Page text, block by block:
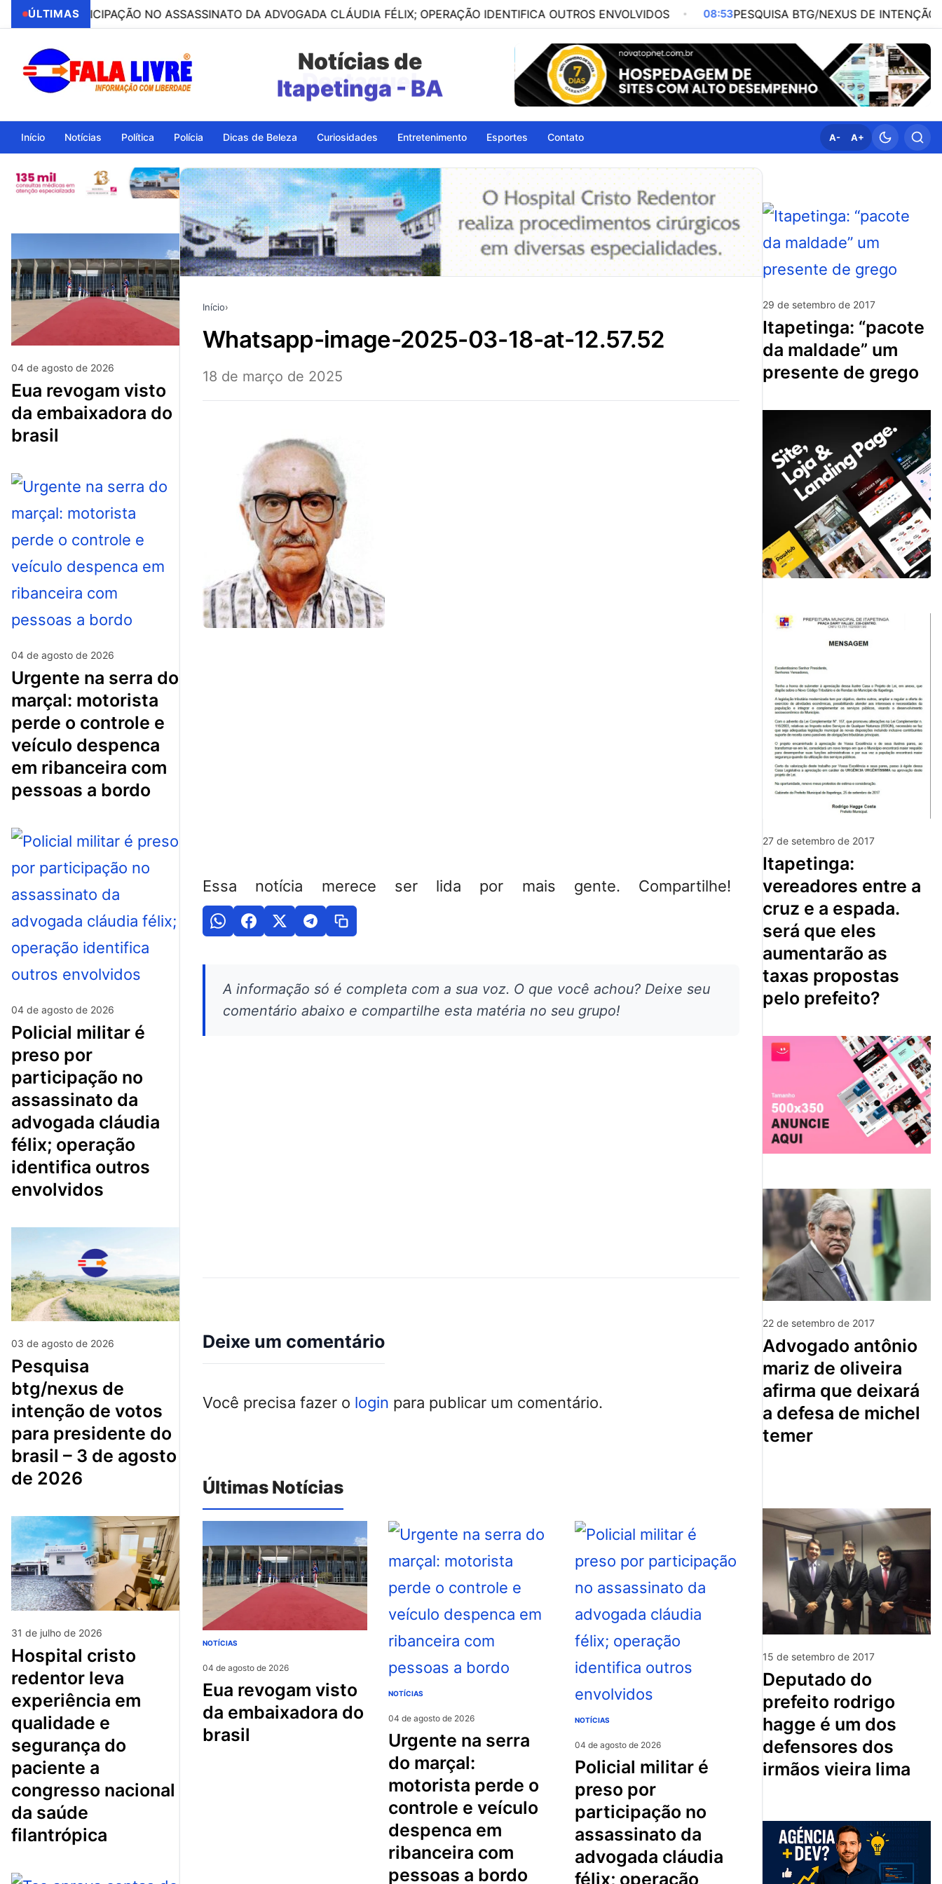
ÚLTIMASNO ASSASSINATO DA ADVOGADA CLÁUDIA FÉLIX; OPERAÇÃO IDENTIFICA OUTROS ENVOLVIDOS 08:53PESQUISA BTG/NEXUS DE INTENÇÃO DE VOTOS
Notícias de
Itapetinga - BA
Início Notícias Política Polícia Dicas de Beleza Curiosidades Entretenimento Esportes Contato A- A+
04 de agosto de 2026
eua revogam visto
da embaixadora do
brasil
04 de agosto de 2026
urgente na serra do
marçal: motorista
perde o controle e
veículo despenca
em ribanceira com
pessoas a bordo
04 de agosto de 2026
policial militar é
preso por
participação no
assassinato da
advogada cláudia
félix; operação
identifica outros
envolvidos
03 de agosto de 2026
pesquisa
btg/nexus de
intenção de votos
para presidente do
brasil – 3 de agosto
de 2026
31 de julho de 2026
hospital cristo
redentor leva
experiência em
qualidade e
segurança do
paciente a
congresso nacional
da saúde
filantrópica
Início›
whatsapp-image-2025-03-18-at-12.57.52
18 de março de 2025
Essa notícia merece ser lida por mais gente. Compartilhe!
A informação só é completa com a sua voz. O que você achou? Deixe seu
comentário abaixo e compartilhe esta matéria no seu grupo!
Deixe um comentário
Você precisa fazer o login para publicar um comentário.
Últimas Notícias
NOTÍCIAS
04 de agosto de 2026
eua revogam visto
da embaixadora do
brasil
NOTÍCIAS
04 de agosto de 2026
urgente na serra
do marçal:
motorista perde o
controle e veículo
despenca em
ribanceira com
pessoas a bordo
NOTÍCIAS
04 de agosto de 2026
policial militar é
preso por
participação no
assassinato da
advogada cláudia
félix; operação
29 de setembro de 2017
itapetinga: “pacote
da maldade” um
presente de grego
27 de setembro de 2017
itapetinga:
vereadores entre a
cruz e a espada.
será que eles
aumentarão as
taxas propostas
pelo prefeito?
22 de setembro de 2017
advogado antônio
mariz de oliveira
afirma que deixará
a defesa de michel
temer
15 de setembro de 2017
deputado do
prefeito rodrigo
hagge é um dos
defensores dos
irmãos vieira lima